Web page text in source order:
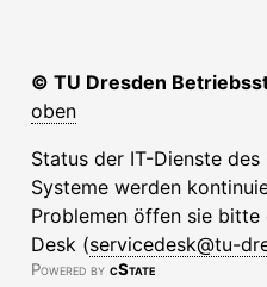
© TU Dresden
oben
Status der IT-Dienste des
Systeme werden
Problemen öffen sie
Desk (servicedesk@tu-
Powered by cState